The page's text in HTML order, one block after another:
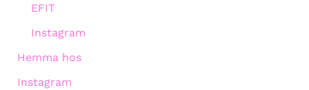
EFIT
Instagram
Hemma hos
Instagram